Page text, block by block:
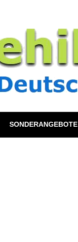
SONDERANGEBOTE